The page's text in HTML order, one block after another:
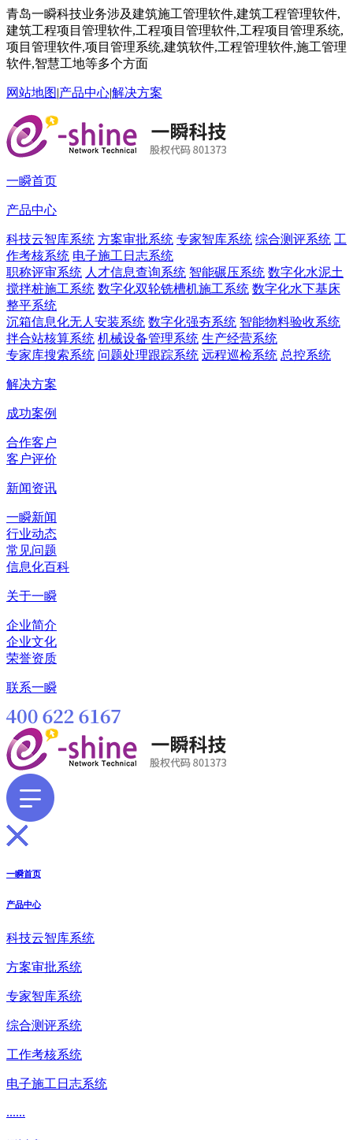
青岛一瞬科技业务涉及建筑施工管理软件,建筑工程管理软件,
建筑工程项目管理软件,工程项目管理软件,工程项目管理系统,
项目管理软件,项目管理系统,建筑软件,工程管理软件,施工管理
软件,智慧工地等多个方面
网站地图|产品中心|解决方案
一瞬首页
产品中心
科技云智库系统 方案审批系统 专家智库系统 综合测评系统 工
作考核系统 电子施工日志系统
职称评审系统 人才信息查询系统 智能碾压系统 数字化水泥土
搅拌桩施工系统 数字化双轮铣槽机施工系统 数字化水下基床
整平系统
沉箱信息化无人安装系统 数字化强夯系统 智能物料验收系统
拌合站核算系统 机械设备管理系统 生产经营系统
专家库搜索系统 问题处理跟踪系统 远程巡检系统 总控系统
解决方案
成功案例
合作客户
客户评价
新闻资讯
一瞬新闻
行业动态
常见问题
信息化百科
关于一瞬
企业简介
企业文化
荣誉资质
联系一瞬
一瞬首页
产品中心
科技云智库系统
方案审批系统
专家智库系统
综合测评系统
工作考核系统
电子施工日志系统
......